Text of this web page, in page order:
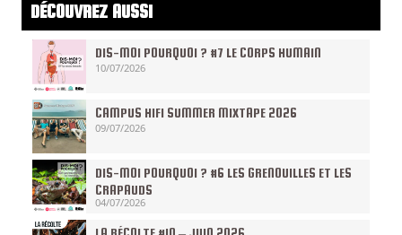
DÉCOUVREZ AUSSI
DIS-MOI POURQUOI ? #7 LE CORPS HUMAIN
10/07/2026
CAMPUS HIFI SUMMER MIXTAPE 2026
09/07/2026
DIS-MOI POURQUOI ? #6 LES GRENOUILLES ET LES
CRAPAUDS
04/07/2026